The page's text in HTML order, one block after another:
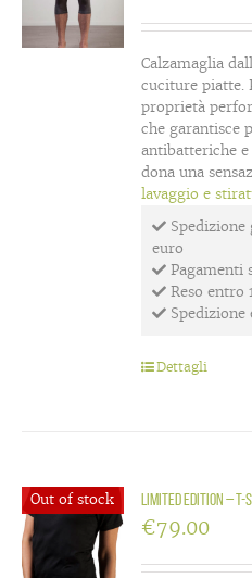
Calzamaglia
cuciture piatte.
proprietà
che garantisce
antibatteriche
dona una
lavaggio e
euro
Pagamenti
Reso entro
Dettagli
Out of stock LIMITED EDITION –
€79.00